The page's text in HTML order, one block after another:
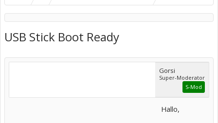
USB Stick Boot Ready
Gorsi
Super-Moderator
S-Mod
Hallo,